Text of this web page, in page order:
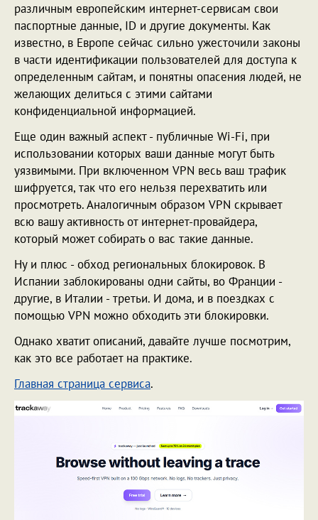
различным европейским интернет-сервисам свои
паспортные данные, ID и другие документы. Как
известно, в Европе сейчас сильно ужесточили законы
в части идентификации пользователей для доступа к
определенным сайтам, и понятны опасения людей, не
желающих делиться с этими сайтами
конфиденциальной информацией.
Еще один важный аспект - публичные Wi-Fi, при
использовании которых ваши данные могут быть
уязвимыми. При включенном VPN весь ваш трафик
шифруется, так что его нельзя перехватить или
просмотреть. Аналогичным образом VPN скрывает
всю вашу активность от интернет-провайдера,
который может собирать о вас такие данные.
Ну и плюс - обход региональных блокировок. В
Испании заблокированы одни сайты, во Франции -
другие, в Италии - третьи. И дома, и в поездках с
помощью VPN можно обходить эти блокировки.
Однако хватит описаний, давайте лучше посмотрим,
как это все работает на практике.
Главная страница сервиса.